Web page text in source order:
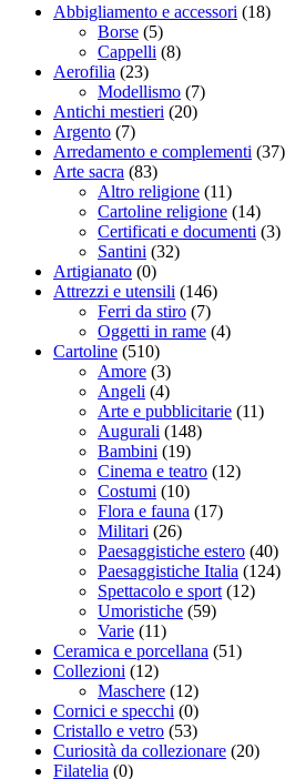
Abbigliamento e accessori (18)
Borse (5)
Cappelli (8)
Aerofilia (23)
Modellismo (7)
Antichi mestieri (20)
Argento (7)
Arredamento e complementi (37)
Arte sacra (83)
Altro religione (11)
Cartoline religione (14)
Certificati e documenti (3)
Santini (32)
Artigianato (0)
Attrezzi e utensili (146)
Ferri da stiro (7)
Oggetti in rame (4)
Cartoline (510)
Amore (3)
Angeli (4)
Arte e pubblicitarie (11)
Augurali (148)
Bambini (19)
Cinema e teatro (12)
Costumi (10)
Flora e fauna (17)
Militari (26)
Paesaggistiche estero (40)
Paesaggistiche Italia (124)
Spettacolo e sport (12)
Umoristiche (59)
Varie (11)
Ceramica e porcellana (51)
Collezioni (12)
Maschere (12)
Cornici e specchi (0)
Cristallo e vetro (53)
Curiosità da collezionare (20)
Filatelia (0)